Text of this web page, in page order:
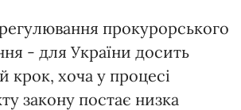
прокурорського
- для України досить
крок, хоча у процесі
закону постає низка